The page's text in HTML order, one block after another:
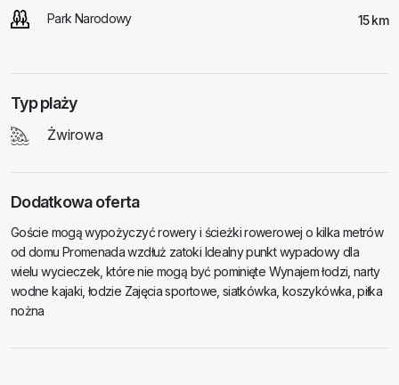
Park Narodowy 15 km
Typ plaży
Żwirowa
Dodatkowa oferta
Goście mogą wypożyczyć rowery i ścieżki rowerowej o kilka metrów
od domu Promenada wzdłuż zatoki Idealny punkt wypadowy dla
wielu wycieczek, które nie mogą być pominięte Wynajem łodzi, narty
wodne kajaki, łodzie Zajęcia sportowe, siatkówka, koszykówka, piłka
nożna